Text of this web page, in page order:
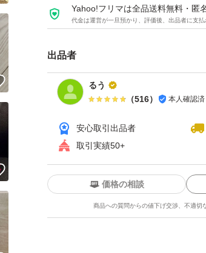
Yahoo!フリマは全品送料無料・匿
代金は運営が一旦預かり、評価後、出品者に支
出品者
るう
（516） 本人確認済
安心取引出品者
取引実績50+
価格の相談
商品への質問からの値下げ交渉、不適切